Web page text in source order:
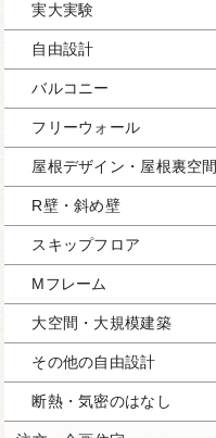
実大実験
自由設計
バルコニー
フリーウォール
屋根デザイン・屋根裏空間
R壁・斜め壁
スキップフロア
Mフレーム
大空間・大規模建築
その他の自由設計
断熱・気密のはなし